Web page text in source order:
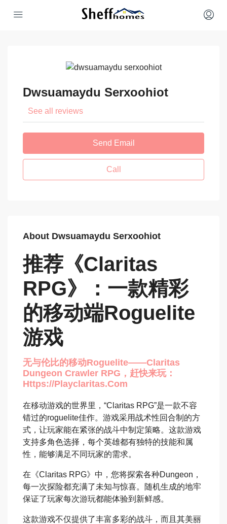
Dwsuamaydu Serxoohiot
See all reviews
Send Email
Call
About Dwsuamaydu Serxoohiot
推荐《Claritas
RPG》：一款精彩
的移动端roguelite
游戏
无与伦比的移动roguelite——Claritas
Dungeon Crawler RPG，赶快来玩：
Https://playclaritas.com
在移动游戏的世界里，“Claritas RPG”是一款不容
错过的roguelite佳作。游戏采用战术性回合制的方
式，让玩家能在紧张的战斗中制定策略。这款游戏
支持多角色选择，每个英雄都有独特的技能和属
性，能够满足不同玩家的需求。
在《Claritas RPG》中，您将探索各种Dungeon，
每一次探险都充满了未知与惊喜。随机生成的地牢
保证了玩家每次游玩都能体验到新鲜感。
这款游戏不仅提供了丰富多彩的战斗，而且其美丽